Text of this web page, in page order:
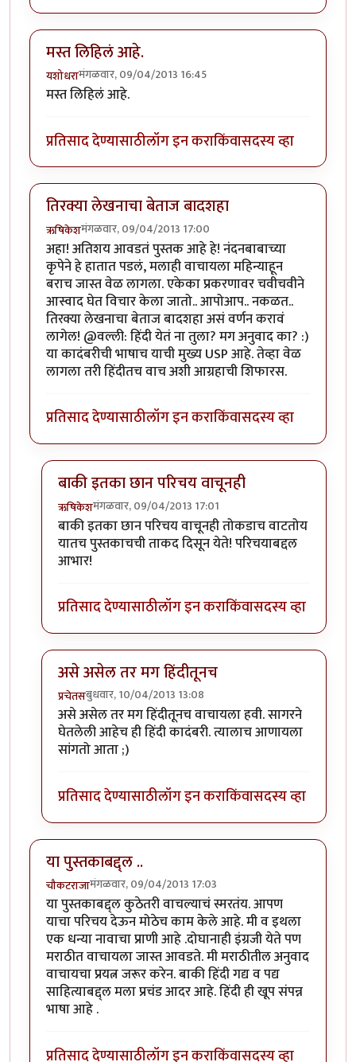
मस्त लिहिलं आहे.
यशोधरामंगळवार, 09/04/2013 16:45
मस्त लिहिलं आहे.
प्रतिसाद देण्यासाठीलॉग इन कराकिंवासदस्य व्हा
तिरक्या लेखनाचा बेताज बादशहा
ऋषिकेशमंगळवार, 09/04/2013 17:00
अहा! अतिशय आवडतं पुस्तक आहे हे! नंदनबाबाच्या
कृपेने हे हातात पडलं, मलाही वाचायला महिन्याहून
बराच जास्त वेळ लागला. एकेका प्रकरणावर चवीचवीने
आस्वाद घेत विचार केला जातो.. आपोआप.. नकळत..
तिरक्या लेखनाचा बेताज बादशहा असं वर्णन करावं
लागेल! @वल्ली: हिंदी येतं ना तुला? मग अनुवाद का? :)
या कादंबरीची भाषाच याची मुख्य USP आहे. तेव्हा वेळ
लागला तरी हिंदीतच वाच अशी आग्रहाची शिफारस.
प्रतिसाद देण्यासाठीलॉग इन कराकिंवासदस्य व्हा
बाकी इतका छान परिचय वाचूनही
ऋषिकेशमंगळवार, 09/04/2013 17:01
In reply toतिरक्या लेखनाचा बेताज बादशहाbyऋषिकेश
बाकी इतका छान परिचय वाचूनही तोकडाच वाटतोय
यातच पुस्तकाचची ताकद दिसून येते! परिचयाबद्दल
आभार!
प्रतिसाद देण्यासाठीलॉग इन कराकिंवासदस्य व्हा
असे असेल तर मग हिंदीतूनच
प्रचेतसबुधवार, 10/04/2013 13:08
In reply toतिरक्या लेखनाचा बेताज बादशहाbyऋषिकेश
असे असेल तर मग हिंदीतूनच वाचायला हवी. सागरने
घेतलेली आहेच ही हिंदी कादंबरी. त्यालाच आणायला
सांगतो आता ;)
प्रतिसाद देण्यासाठीलॉग इन कराकिंवासदस्य व्हा
या पुस्तकाबद्द्ल ..
चौकटराजामंगळवार, 09/04/2013 17:03
या पुस्तकाबद्द्ल कुठेतरी वाचल्याचं स्मरतंय. आपण
याचा परिचय देऊन मोठेच काम केले आहे. मी व इथला
एक धन्या नावाचा प्राणी आहे .दोघानाही इंग्रजी येते पण
मराठीत वाचायला जास्त आवडते. मी मराठीतील अनुवाद
वाचायचा प्रयत्न जरूर करेन. बाकी हिंदी गद्य व पद्य
साहित्याबद्द्ल मला प्रचंड आदर आहे. हिंदी ही खूप संपन्न
भाषा आहे .
प्रतिसाद देण्यासाठीलॉग इन कराकिंवासदस्य व्हा